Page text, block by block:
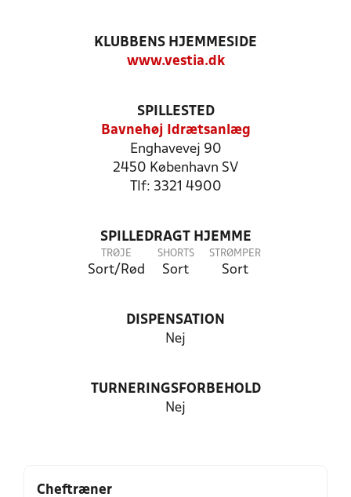
KLUBBENS HJEMMESIDE
www.vestia.dk
SPILLESTED
Bavnehøj Idrætsanlæg
Enghavevej 90
2450 København SV
Tlf: 3321 4900
SPILLEDRAGT HJEMME
TRØJE
Sort/Rød
SHORTS
Sort
STRØMPER
Sort
DISPENSATION
Nej
TURNERINGSFORBEHOLD
Nej
Cheftræner